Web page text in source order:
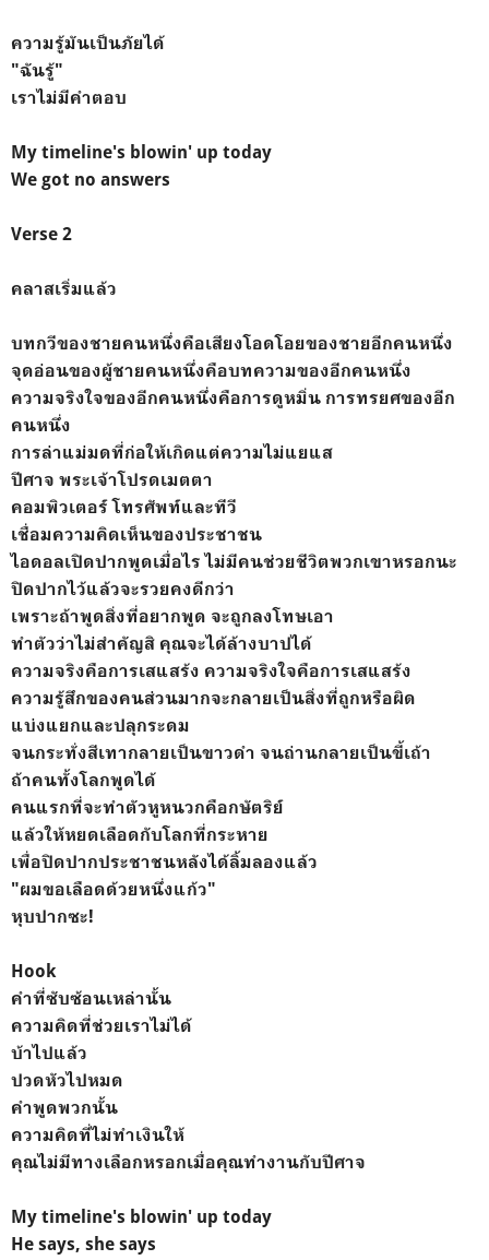
ความรู้มันเป็นภัยได้
"ฉันรู้"
เราไม่มีคำตอบ
My timeline's blowin' up today
We got no answers
Verse 2
คลาสเริ่มแล้ว
บทกวีของชายคนหนึ่งคือเสียงโอดโอยของชายอีกคนหนึ่ง
จุดอ่อนของผู้ชายคนหนึ่งคือบทความของอีกคนหนึ่ง
ความจริงใจของอีกคนหนึ่งคือการดูหมิ่น การทรยศของอีก
คนหนึ่ง
การล่าแม่มดที่ก่อให้เกิดแต่ความไม่แยแส
ปีศาจ พระเจ้าโปรดเมตตา
คอมพิวเตอร์ โทรศัพท์และทีวี
เชื่อมความคิดเห็นของประชาชน
ไอดอลเปิดปากพูดเมื่อไร ไม่มีคนช่วยชีวิตพวกเขาหรอกนะ
ปิดปากไว้แล้วจะรวยคงดีกว่า
เพราะถ้าพูดสิ่งที่อยากพูด จะถูกลงโทษเอา
ทำตัวว่าไม่สำคัญสิ คุณจะได้ล้างบาปได้
ความจริงคือการเสแสร้ง ความจริงใจคือการเสแสร้ง
ความรู้สึกของคนส่วนมากจะกลายเป็นสิ่งที่ถูกหรือผิด
แบ่งแยกและปลุกระดม
จนกระทั่งสีเทากลายเป็นขาวดำ จนถ่านกลายเป็นขี้เถ้า
ถ้าคนทั้งโลกพูดได้
คนแรกที่จะทำตัวหูหนวกคือกษัตริย์
แล้วให้หยดเลือดกับโลกที่กระหาย
เพื่อปิดปากประชาชนหลังได้ลิ้มลองแล้ว
"ผมขอเลือดด้วยหนึ่งแก้ว"
หุบปากซะ!
Hook
คำที่ซับซ้อนเหล่านั้น
ความคิดที่ช่วยเราไม่ได้
บ้าไปแล้ว
ปวดหัวไปหมด
คำพูดพวกนั้น
ความคิดที่ไม่ทำเงินให้
คุณไม่มีทางเลือกหรอกเมื่อคุณทำงานกับปีศาจ
My timeline's blowin' up today
He says, she says